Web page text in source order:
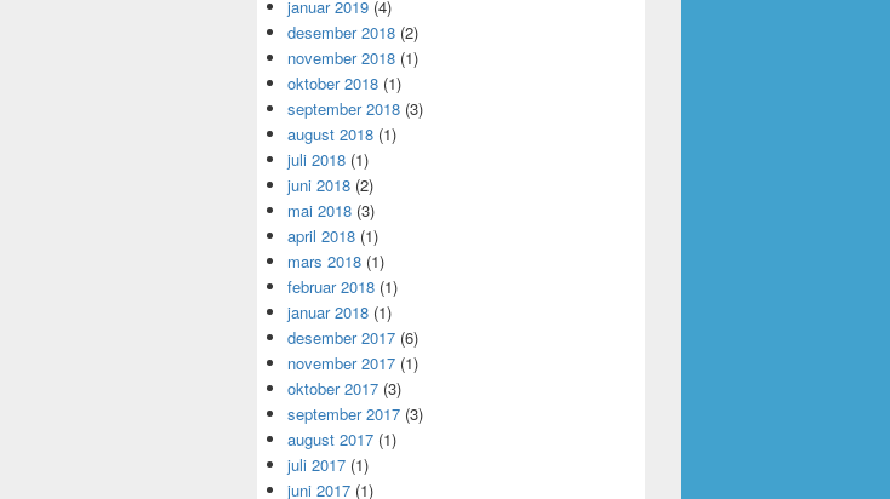
januar 2019 (4)
desember 2018 (2)
november 2018 (1)
oktober 2018 (1)
september 2018 (3)
august 2018 (1)
juli 2018 (1)
juni 2018 (2)
mai 2018 (3)
april 2018 (1)
mars 2018 (1)
februar 2018 (1)
januar 2018 (1)
desember 2017 (6)
november 2017 (1)
oktober 2017 (3)
september 2017 (3)
august 2017 (1)
juli 2017 (1)
juni 2017 (1)